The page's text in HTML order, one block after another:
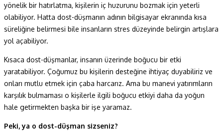
yönelik bir hatırlatma, kişilerin iç huzurunu bozmak için yeterli
olabiliyor. Hatta dost-düşmanın adının bilgisayar ekranında kısa
süreliğine belirmesi bile insanların stres düzeyinde belirgin artışlara
yol açabiliyor.
Kısaca dost-düşmanlar, insanın üzerinde boğucu bir etki
yaratabiliyor. Çoğumuz bu kişilerin desteğine ihtiyaç duyabiliriz ve
onları mutlu etmek için çaba harcarız. Ama bu manevi yatırımların
karşılık bulmaması o kişilerle ilgili boğucu etkiyi daha da yoğun
hale getirmekten başka bir işe yaramaz.
Peki, ya o dost-düşman sizseniz?